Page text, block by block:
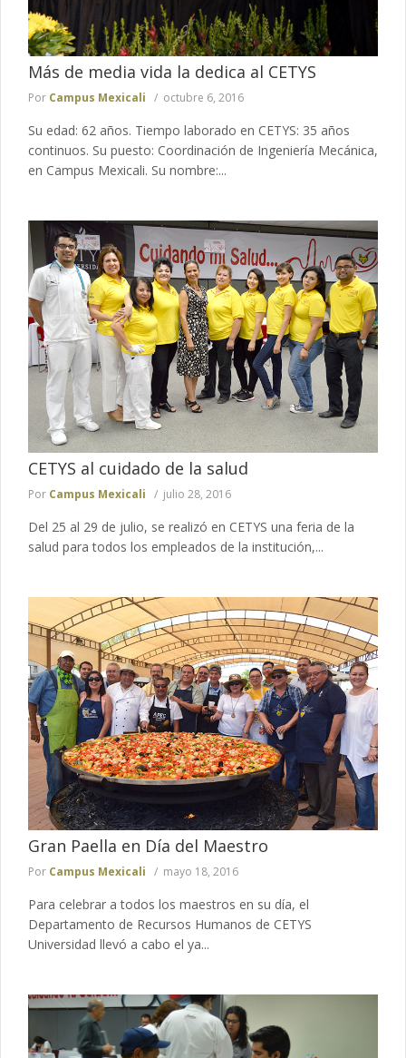
Más de media vida la dedica al CETYS
Por Campus Mexicali octubre 6, 2016
Su edad: 62 años. Tiempo laborado en CETYS: 35 años
continuos. Su puesto: Coordinación de Ingeniería Mecánica,
en Campus Mexicali. Su nombre:...
CETYS al cuidado de la salud
Por Campus Mexicali julio 28, 2016
Del 25 al 29 de julio, se realizó en CETYS una feria de la
salud para todos los empleados de la institución,...
Gran Paella en Día del Maestro
Por Campus Mexicali mayo 18, 2016
Para celebrar a todos los maestros en su día, el
Departamento de Recursos Humanos de CETYS
Universidad llevó a cabo el ya...